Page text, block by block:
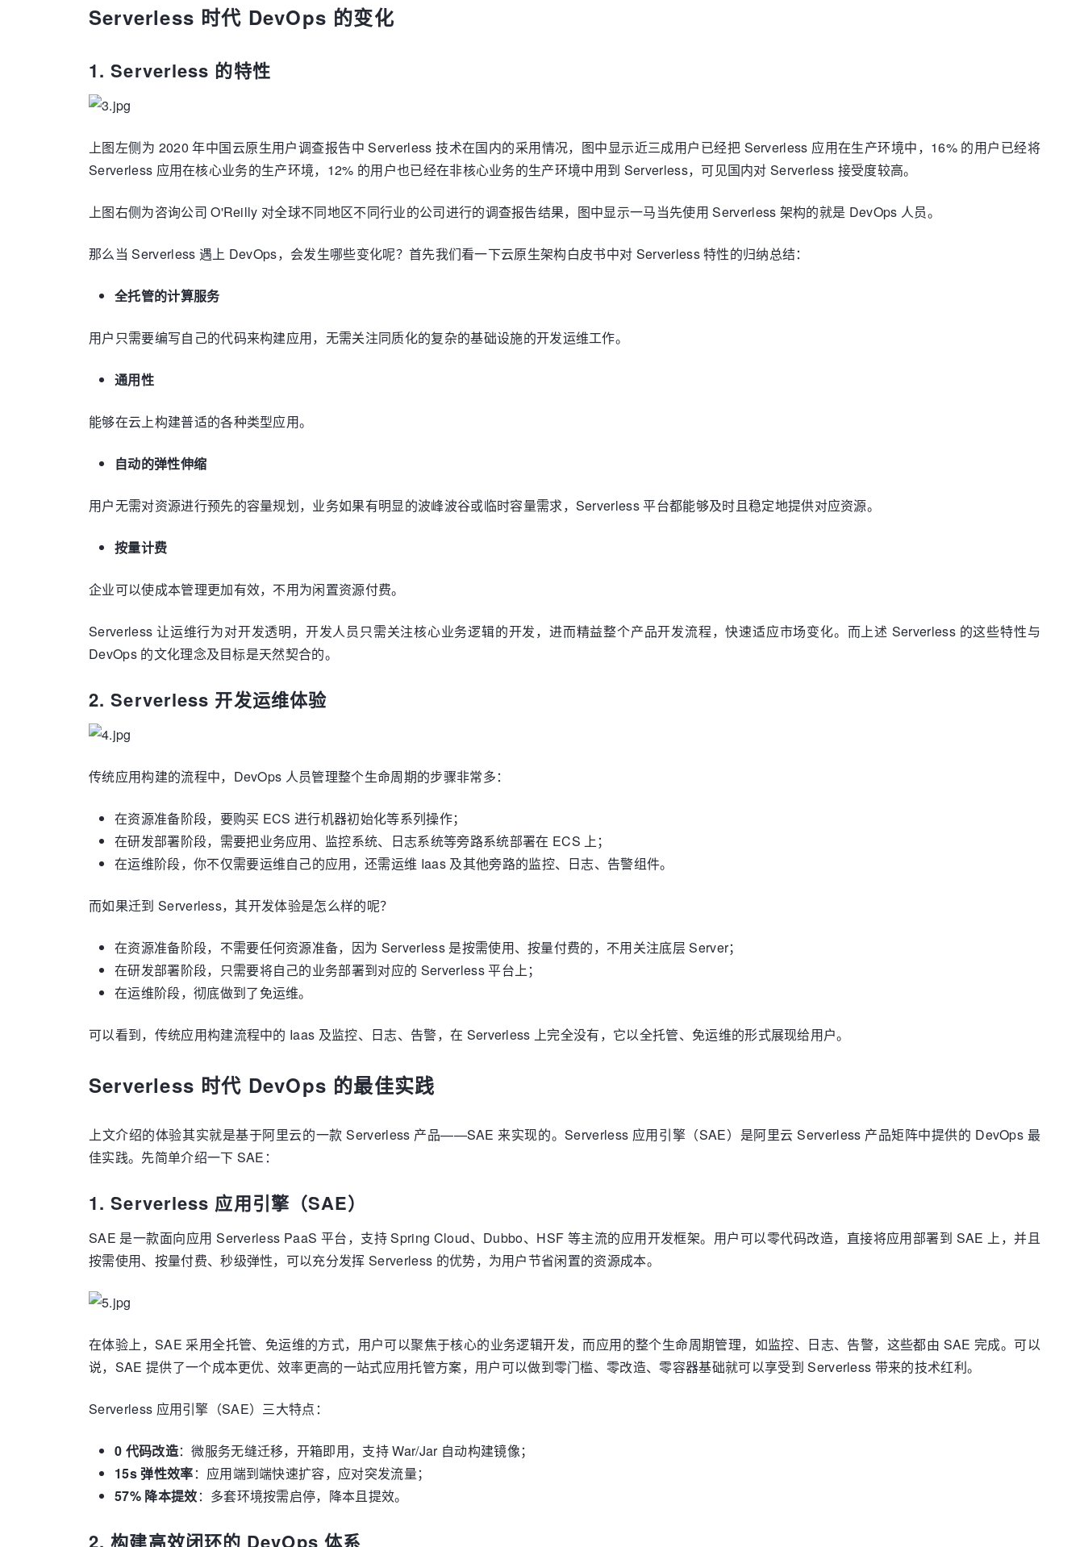
Serverless 时代 DevOps 的变化
1. Serverless 的特性
上图左侧为 2020 年中国云原生用户调查报告中 Serverless 技术在国内的采用情况，图中显示近三成用户已经把 Serverless 应用在生产环境中，16% 的用户已经将
Serverless 应用在核心业务的生产环境，12% 的用户也已经在非核心业务的生产环境中用到 Serverless，可见国内对 Serverless 接受度较高。
上图右侧为咨询公司 O'Reilly 对全球不同地区不同行业的公司进行的调查报告结果，图中显示一马当先使用 Serverless 架构的就是 DevOps 人员。
那么当 Serverless 遇上 DevOps，会发生哪些变化呢？首先我们看一下云原生架构白皮书中对 Serverless 特性的归纳总结：
全托管的计算服务
用户只需要编写自己的代码来构建应用，无需关注同质化的复杂的基础设施的开发运维工作。
通用性
能够在云上构建普适的各种类型应用。
自动的弹性伸缩
用户无需对资源进行预先的容量规划，业务如果有明显的波峰波谷或临时容量需求，Serverless 平台都能够及时且稳定地提供对应资源。
按量计费
企业可以使成本管理更加有效，不用为闲置资源付费。
Serverless 让运维行为对开发透明，开发人员只需关注核心业务逻辑的开发，进而精益整个产品开发流程，快速适应市场变化。而上述 Serverless 的这些特性与
DevOps 的文化理念及目标是天然契合的。
2. Serverless 开发运维体验
传统应用构建的流程中，DevOps 人员管理整个生命周期的步骤非常多：
在资源准备阶段，要购买 ECS 进行机器初始化等系列操作；
在研发部署阶段，需要把业务应用、监控系统、日志系统等旁路系统部署在 ECS 上；
在运维阶段，你不仅需要运维自己的应用，还需运维 Iaas 及其他旁路的监控、日志、告警组件。
而如果迁到 Serverless，其开发体验是怎么样的呢？
在资源准备阶段，不需要任何资源准备，因为 Serverless 是按需使用、按量付费的，不用关注底层 Server；
在研发部署阶段，只需要将自己的业务部署到对应的 Serverless 平台上；
在运维阶段，彻底做到了免运维。
可以看到，传统应用构建流程中的 Iaas 及监控、日志、告警，在 Serverless 上完全没有，它以全托管、免运维的形式展现给用户。
Serverless 时代 DevOps 的最佳实践
上文介绍的体验其实就是基于阿里云的一款 Serverless 产品——SAE 来实现的。Serverless 应用引擎（SAE）是阿里云 Serverless 产品矩阵中提供的 DevOps 最
佳实践。先简单介绍一下 SAE：
1. Serverless 应用引擎（SAE）
SAE 是一款面向应用 Serverless PaaS 平台，支持 Spring Cloud、Dubbo、HSF 等主流的应用开发框架。用户可以零代码改造，直接将应用部署到 SAE 上，并且
按需使用、按量付费、秒级弹性，可以充分发挥 Serverless 的优势，为用户节省闲置的资源成本。
在体验上，SAE 采用全托管、免运维的方式，用户可以聚焦于核心的业务逻辑开发，而应用的整个生命周期管理，如监控、日志、告警，这些都由 SAE 完成。可以
说，SAE 提供了一个成本更优、效率更高的一站式应用托管方案，用户可以做到零门槛、零改造、零容器基础就可以享受到 Serverless 带来的技术红利。
Serverless 应用引擎（SAE）三大特点：
0 代码改造：微服务无缝迁移，开箱即用，支持 War/Jar 自动构建镜像；
15s 弹性效率：应用端到端快速扩容，应对突发流量；
57% 降本提效：多套环境按需启停，降本且提效。
2. 构建高效闭环的 DevOps 体系